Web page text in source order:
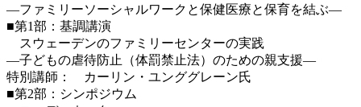
―ファミリーソーシャルワークと保健医療と保育を結ぶ―
■第1部：基調講演
スウェーデンのファミリーセンターの実践
―子どもの虐待防止（体罰禁止法）のための親支援―
特別講師： カーリン・ユンググレーン氏
■第2部：シンポジウム